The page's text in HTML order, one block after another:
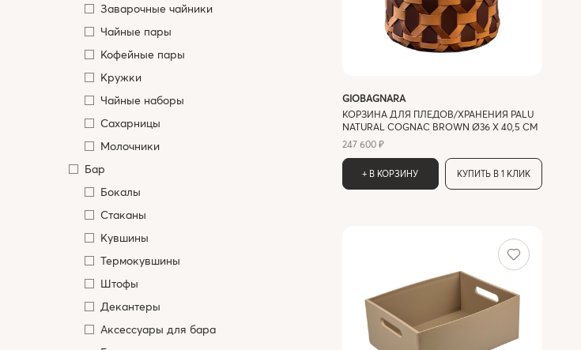
Заварочные чайники
Чайные пары
Кофейные пары
Кружки
Чайные наборы
Сахарницы
Молочники
Бар
Бокалы
Стаканы
Кувшины
Термокувшины
Штофы
Декантеры
Аксессуары для бара
GIOBAGNARA
КОРЗИНА ДЛЯ ПЛЕДОВ/ХРАНЕНИЯ PALU
NATURAL COGNAC BROWN Ø36 X 40,5 СМ
247 600 ₽
+ В КОРЗИНУ КУПИТЬ В 1 КЛИК